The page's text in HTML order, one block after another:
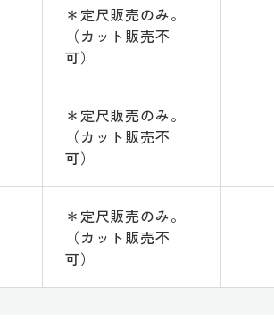
＊定尺販売のみ。
（カット販売不
可）
＊定尺販売のみ。
（カット販売不
可）
＊定尺販売のみ。
（カット販売不
可）